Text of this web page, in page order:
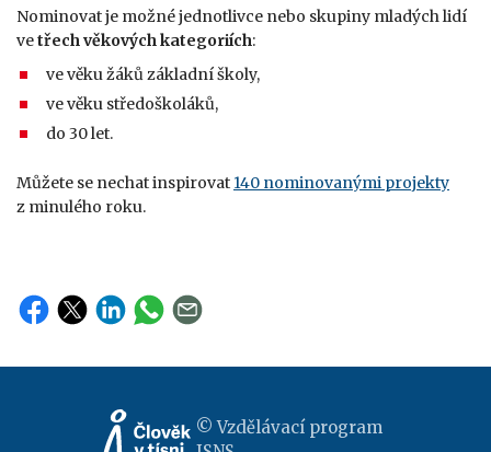
Nominovat je možné jednotlivce nebo skupiny mladých lidí
vetřech věkových kategoriích:
ve věku žáků základní školy,
ve věku středoškoláků,
do 30 let.
Můžete se nechat inspirovat 140 nominovanými projekty
z minulého roku.
© Vzdělávací program